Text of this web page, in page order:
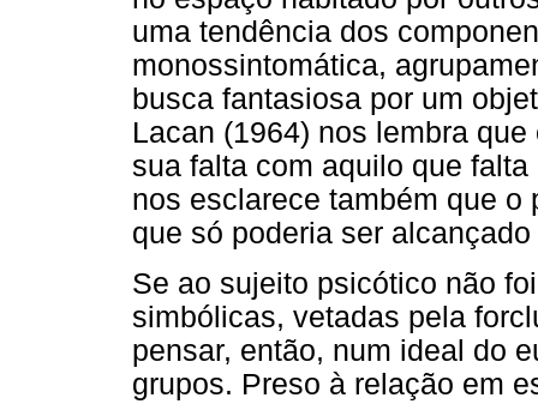
uma tendência dos
monossintomática,
busca fantasiosa por um
Lacan (1964) nos lembra
sua falta com aquilo que
nos esclarece também que
que só poderia ser
Se ao sujeito psicótico não
simbólicas, vetadas pela
pensar, então, num ideal do
grupos. Preso à relação em